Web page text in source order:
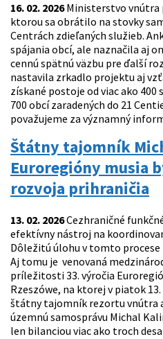
16. 02. 2026Ministerstvo vnútra
ktorou sa obrátilo na stovky
Centrách zdieľaných služieb.
spájania obcí, ale naznačila aj
cennú spätnú väzbu pre ďalší
nastavila zrkadlo projektu aj
získané postoje od viac ako
700 obcí zaradených do 21
považujeme za významný
Štátny tajomník
Euroregióny musia
rozvoja prihraničia
13. 02. 2026Cezhraničné
efektívny nástroj na
Dôležitú úlohu v tomto
Aj tomu je venovaná
príležitosti 33. výročia
Rzeszówe, na ktorej v piatok
štátny tajomník rezortu vnútra
územnú samosprávu Michal
len bilanciou viac ako troch